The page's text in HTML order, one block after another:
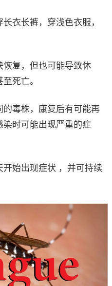
衣长裤，穿浅色衣服，
复，但也可能导致休
死亡。
毒株，康复后有可能再
时可能出现严重的症
始出现症状 ，并可持续